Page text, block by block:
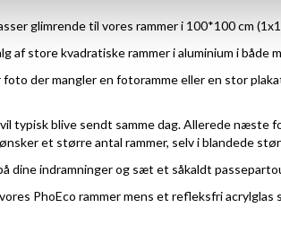
glimrende til vores rammer i 100*100 cm
af store kvadratiskerammer i aluminium i både
foto der mangler en fotoramme eller en stor
typisk blive sendt samme dag. Allerede
et større antal rammer, selv i blandede
dine indramninger og sæt et såkaldt
PhoEco rammer mens et refleksfri